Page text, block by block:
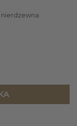
marmurowego